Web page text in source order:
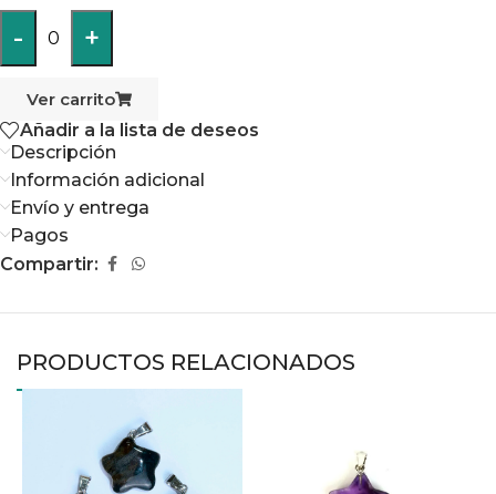
- 0 +
Ver carrito
Añadir a la lista de deseos
Descripción
Información adicional
Envío y entrega
Pagos
Compartir:
PRODUCTOS RELACIONADOS